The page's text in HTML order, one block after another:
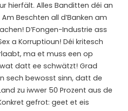
hierfält. Alles Banditten déi an
Beschten all d’Banken am
D’Fongen-Industrie ass
a Korruptioun! Déi kritesch
ma et muss een op
datt ee schwätzt! Grad
sech bewosst sinn, datt de
zu iwwer 50 Prozent aus de
gefrot: geet et eis